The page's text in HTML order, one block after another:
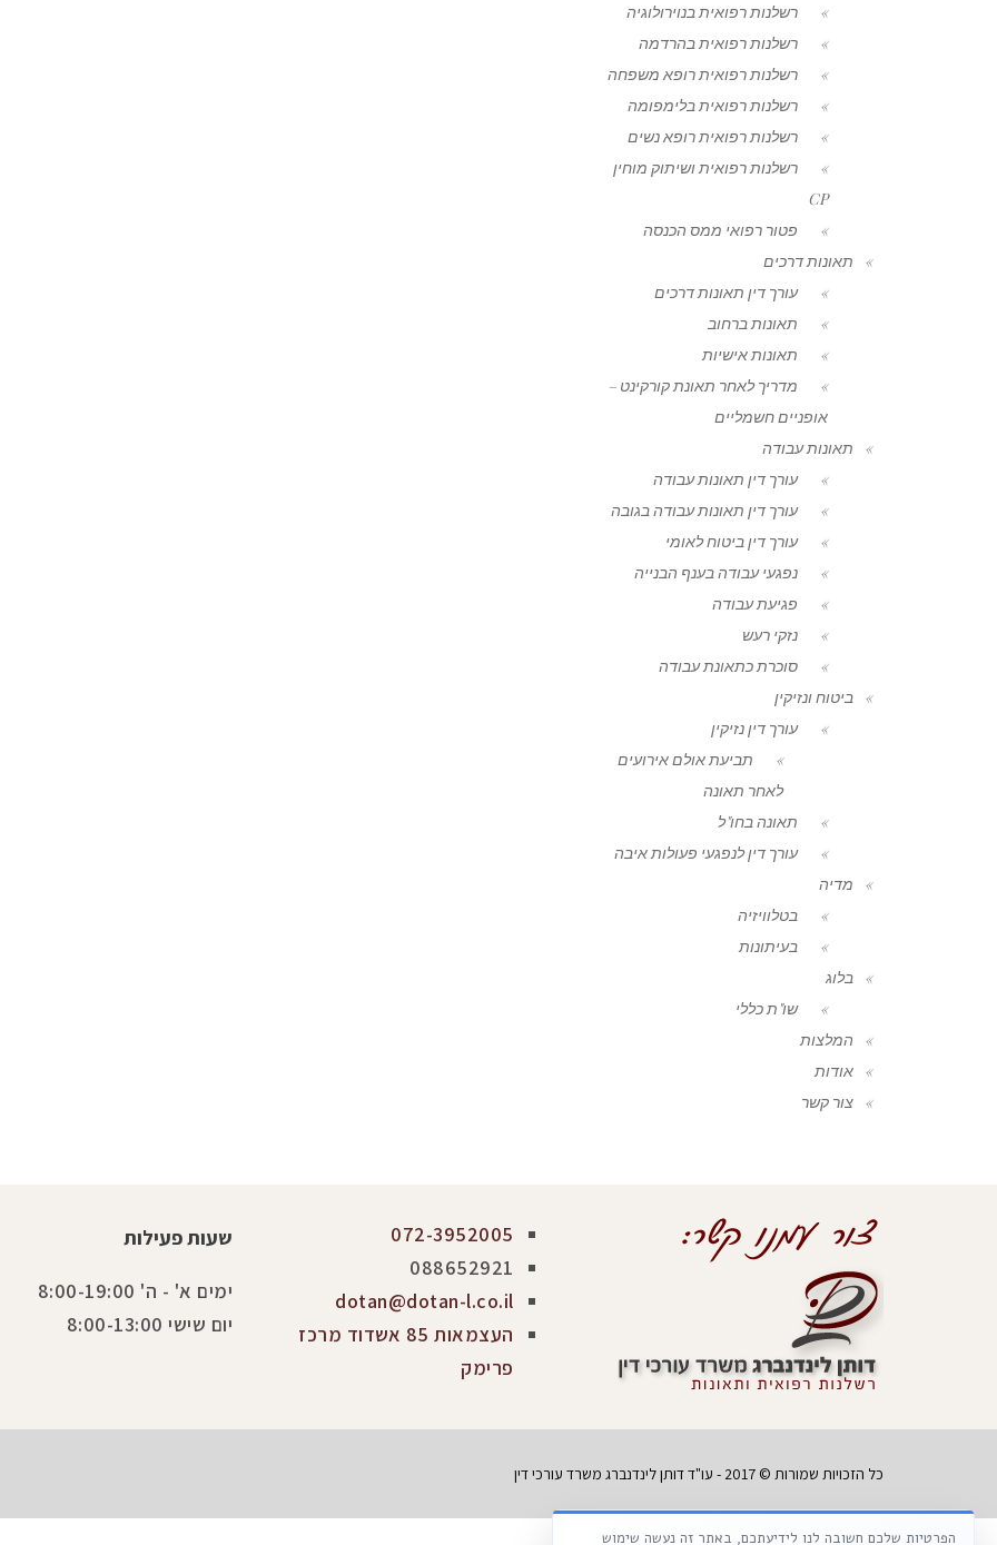
רשלנות רפואית בנוירולוגיה
רשלנות רפואית בהרדמה
רשלנות רפואית רופא משפחה
רשלנות רפואית בלימפומה
רשלנות רפואית רופא נשים
רשלנות רפואית ושיתוק מוחין
CP
פטור רפואי ממס הכנסה
תאונות דרכים
עורך דין תאונות דרכים
תאונות ברחוב
תאונות אישיות
מדריך לאחר תאונת קורקינט –
אופניים חשמליים
תאונות עבודה
עורך דין תאונות עבודה
עורך דין תאונות עבודה בגובה
עורך דין ביטוח לאומי
נפגעי עבודה בענף הבנייה
פגיעת עבודה
נזקי רעש
סוכרת כתאונת עבודה
ביטוח ונזיקין
עורך דין נזיקין
תביעת אולם אירועים
לאחר תאונה
תאונה בחו"ל
עורך דין לנפגעי פעולות איבה
מדיה
בטלוויזיה
בעיתונות
בלוג
שו"ת כללי
המלצות
אודות
צור קשר
072-3952005
088652921
dotan@dotan-l.co.il
העצמאות 85 אשדוד מרכז
פרימק
שעות פעילות
ימים א' - ה' 8:00-19:00
יום שישי 8:00-13:00
כל הזכויות שמורות © 2017 - עו"ד דותן לינדנברג משרד עורכי דין
הפרטיות שלכם חשובה לנו לידיעתכם, באתר זה נעשה שימוש